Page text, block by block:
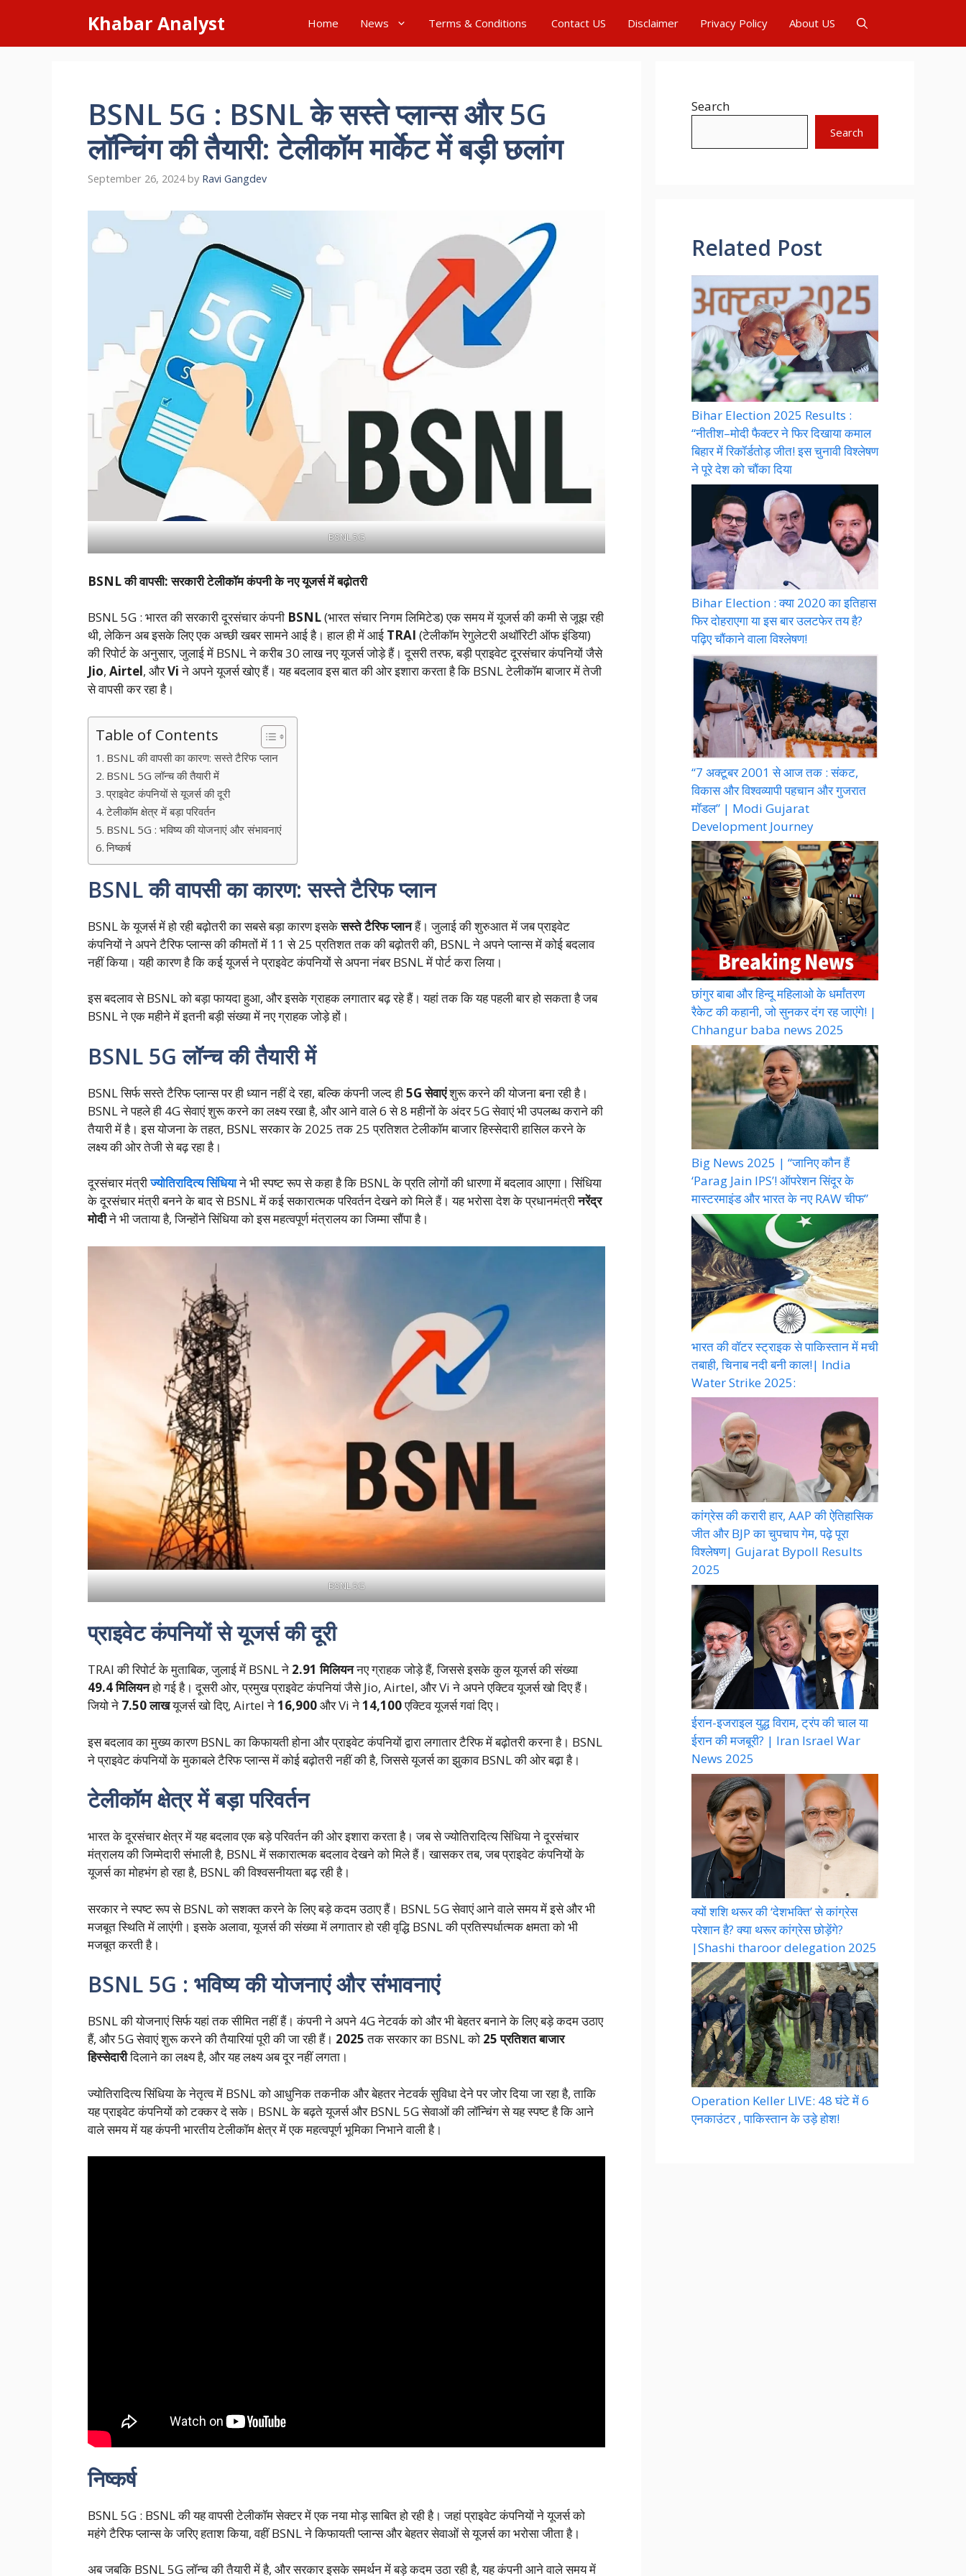
content
Khabar Analyst Home News Terms & Conditions Contact US Disclaimer Privacy Policy About US
BSNL 5G : BSNL के सस्ते प्लान्स और 5G
लॉन्चिंग की तैयारी: टेलीकॉम मार्केट में बड़ी छलांग
September 26, 2024 by Ravi Gangdev
BSNL 5G
BSNL की वापसी: सरकारी टेलीकॉम कंपनी के नए यूजर्स में बढ़ोतरी
BSNL 5G : भारत की सरकारी दूरसंचार कंपनी BSNL(भारत संचार निगम लिमिटेड) एक समय में यूजर्स की कमी से जूझ रही
थी, लेकिन अब इसके लिए एक अच्छी खबर सामने आई है। हाल ही में आई TRAI (टेलीकॉम रेगुलेटरी अथॉरिटी ऑफ इंडिया)
की रिपोर्ट के अनुसार, जुलाई में BSNL ने करीब 30 लाख नए यूजर्स जोड़े हैं। दूसरी तरफ, बड़ी प्राइवेट दूरसंचार कंपनियों जैसे
Jio, Airtel, औरViने अपने यूजर्स खोए हैं। यह बदलाव इस बात की ओर इशारा करता है कि BSNL टेलीकॉम बाजार में तेजी
से वापसी कर रहा है।
Table of Contents
BSNL की वापसी का कारण: सस्ते टैरिफ प्लान
BSNL 5G लॉन्च की तैयारी में
प्राइवेट कंपनियों से यूजर्स की दूरी
टेलीकॉम क्षेत्र में बड़ा परिवर्तन
BSNL 5G : भविष्य की योजनाएं और संभावनाएं
निष्कर्ष
BSNL की वापसी का कारण: सस्ते टैरिफ प्लान
BSNL के यूजर्स में हो रही बढ़ोतरी का सबसे बड़ा कारण इसकेसस्ते टैरिफ प्लानहैं। जुलाई की शुरुआत में जब प्राइवेट
कंपनियों ने अपने टैरिफ प्लान्स की कीमतों में 11 से 25 प्रतिशत तक की बढ़ोतरी की, BSNL ने अपने प्लान्स में कोई बदलाव
नहीं किया। यही कारण है कि कई यूजर्स ने प्राइवेट कंपनियों से अपना नंबर BSNL में पोर्ट करा लिया।
इस बदलाव से BSNL को बड़ा फायदा हुआ, और इसके ग्राहक लगातार बढ़ रहे हैं। यहां तक कि यह पहली बार हो सकता है जब
BSNL ने एक महीने में इतनी बड़ी संख्या में नए ग्राहक जोड़े हों।
BSNL 5G लॉन्च की तैयारी में
BSNL सिर्फ सस्ते टैरिफ प्लान्स पर ही ध्यान नहीं दे रहा, बल्कि कंपनी जल्द ही5G सेवाएंशुरू करने की योजना बना रही है।
BSNL ने पहले ही 4G सेवाएं शुरू करने का लक्ष्य रखा है, और आने वाले 6 से 8 महीनों के अंदर 5G सेवाएं भी उपलब्ध कराने की
तैयारी में है। इस योजना के तहत, BSNL सरकार के 2025 तक 25 प्रतिशत टेलीकॉम बाजार हिस्सेदारी हासिल करने के
लक्ष्य की ओर तेजी से बढ़ रहा है।
दूरसंचार मंत्रीज्योतिरादित्य सिंधियाने भी स्पष्ट रूप से कहा है कि BSNL के प्रति लोगों की धारणा में बदलाव आएगा। सिंधिया
के दूरसंचार मंत्री बनने के बाद से BSNL में कई सकारात्मक परिवर्तन देखने को मिले हैं। यह भरोसा देश के प्रधानमंत्रीनरेंद्र
मोदीने भी जताया है, जिन्होंने सिंधिया को इस महत्वपूर्ण मंत्रालय का जिम्मा सौंपा है।
BSNL 5G
प्राइवेट कंपनियों से यूजर्स की दूरी
TRAI की रिपोर्ट के मुताबिक, जुलाई में BSNL ने 2.91 मिलियननए ग्राहक जोड़े हैं, जिससे इसके कुल यूजर्स की संख्या
49.4 मिलियनहो गई है। दूसरी ओर, प्रमुख प्राइवेट कंपनियां जैसे Jio, Airtel, और Vi ने अपने एक्टिव यूजर्स खो दिए हैं।
जियो ने 7.50 लाखयूजर्स खो दिए, Airtel ने16,900और Vi ने14,100एक्टिव यूजर्स गवां दिए।
इस बदलाव का मुख्य कारण BSNL का किफायती होना और प्राइवेट कंपनियों द्वारा लगातार टैरिफ में बढ़ोतरी करना है। BSNL
ने प्राइवेट कंपनियों के मुकाबले टैरिफ प्लान्स में कोई बढ़ोतरी नहीं की है, जिससे यूजर्स का झुकाव BSNL की ओर बढ़ा है।
टेलीकॉम क्षेत्र में बड़ा परिवर्तन
भारत के दूरसंचार क्षेत्र में यह बदलाव एक बड़े परिवर्तन की ओर इशारा करता है। जब से ज्योतिरादित्य सिंधिया ने दूरसंचार
मंत्रालय की जिम्मेदारी संभाली है, BSNL में सकारात्मक बदलाव देखने को मिले हैं। खासकर तब, जब प्राइवेट कंपनियों के
यूजर्स का मोहभंग हो रहा है, BSNL की विश्वसनीयता बढ़ रही है।
सरकार ने स्पष्ट रूप से BSNL को सशक्त करने के लिए बड़े कदम उठाए हैं। BSNL 5G सेवाएं आने वाले समय में इसे और भी
मजबूत स्थिति में लाएंगी। इसके अलावा, यूजर्स की संख्या में लगातार हो रही वृद्धि BSNL की प्रतिस्पर्धात्मक क्षमता को भी
मजबूत करती है।
BSNL 5G : भविष्य की योजनाएं और संभावनाएं
BSNL की योजनाएं सिर्फ यहां तक सीमित नहीं हैं। कंपनी ने अपने 4G नेटवर्क को और भी बेहतर बनाने के लिए बड़े कदम उठाए
हैं, और 5G सेवाएं शुरू करने की तैयारियां पूरी की जा रही हैं। 2025तक सरकार का BSNL को 25 प्रतिशत बाजार
हिस्सेदारीदिलाने का लक्ष्य है, और यह लक्ष्य अब दूर नहीं लगता।
ज्योतिरादित्य सिंधिया के नेतृत्व में BSNL को आधुनिक तकनीक और बेहतर नेटवर्क सुविधा देने पर जोर दिया जा रहा है, ताकि
यह प्राइवेट कंपनियों को टक्कर दे सके। BSNL के बढ़ते यूजर्स और BSNL 5G सेवाओं की लॉन्चिंग से यह स्पष्ट है कि आने
वाले समय में यह कंपनी भारतीय टेलीकॉम क्षेत्र में एक महत्वपूर्ण भूमिका निभाने वाली है।
निष्कर्ष
BSNL 5G : BSNL की यह वापसी टेलीकॉम सेक्टर में एक नया मोड़ साबित हो रही है। जहां प्राइवेट कंपनियों ने यूजर्स को
महंगे टैरिफ प्लान्स के जरिए हताश किया, वहीं BSNL ने किफायती प्लान्स और बेहतर सेवाओं से यूजर्स का भरोसा जीता है।
अब जबकि BSNL 5G लॉन्च की तैयारी में है, और सरकार इसके समर्थन में बड़े कदम उठा रही है, यह कंपनी आने वाले समय में
Search
Search
Related Post
Bihar Election 2025 Results :
“नीतीश–मोदी फैक्टर ने फिर दिखाया कमाल
बिहार में रिकॉर्डतोड़ जीत! इस चुनावी विश्लेषण
ने पूरे देश को चौंका दिया
Bihar Election : क्या 2020 का इतिहास
फिर दोहराएगा या इस बार उलटफेर तय है?
पढ़िए चौंकाने वाला विश्लेषण!
“7 अक्टूबर 2001 से आज तक : संकट,
विकास और विश्वव्यापी पहचान और गुजरात
मॉडल” | Modi Gujarat
Development Journey
छांगुर बाबा और हिन्दू महिलाओ के धर्मांतरण
रैकेट की कहानी, जो सुनकर दंग रह जाएंगे! |
Chhangur baba news 2025
Big News 2025 | “जानिए कौन हैं
‘Parag Jain IPS’! ऑपरेशन सिंदूर के
मास्टरमाइंड और भारत के नए RAW चीफ”
भारत की वॉटर स्ट्राइक से पाकिस्तान में मची
तबाही, चिनाब नदी बनी काल!| India
Water Strike 2025:
कांग्रेस की करारी हार, AAP की ऐतिहासिक
जीत और BJP का चुपचाप गेम, पढ़े पूरा
विश्लेषण| Gujarat Bypoll Results
2025
ईरान-इजराइल युद्ध विराम, ट्रंप की चाल या
ईरान की मजबूरी? | Iran Israel War
News 2025
क्यों शशि थरूर की ‘देशभक्ति’ से कांग्रेस
परेशान है? क्या थरूर कांग्रेस छोड़ेंगे?
|Shashi tharoor delegation 2025
Operation Keller LIVE: 48 घंटे में 6
एनकाउंटर , पाकिस्तान के उड़े होश!